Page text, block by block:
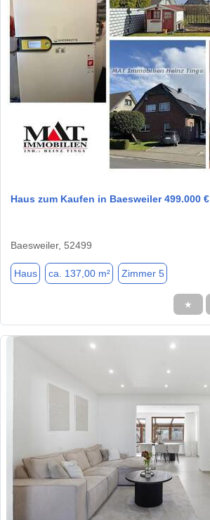
Haus zum Kaufen in Baesweiler 499.000 €
Baesweiler, 52499
Haus ca. 137,00 m² Zimmer 5
★